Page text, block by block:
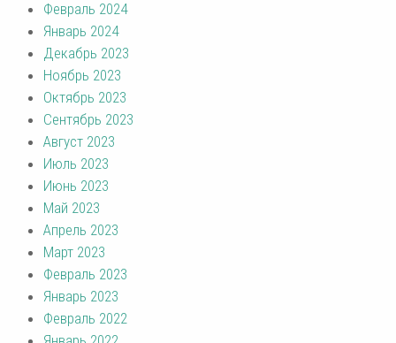
Февраль 2024
Январь 2024
Декабрь 2023
Ноябрь 2023
Октябрь 2023
Сентябрь 2023
Август 2023
Июль 2023
Июнь 2023
Май 2023
Апрель 2023
Март 2023
Февраль 2023
Январь 2023
Февраль 2022